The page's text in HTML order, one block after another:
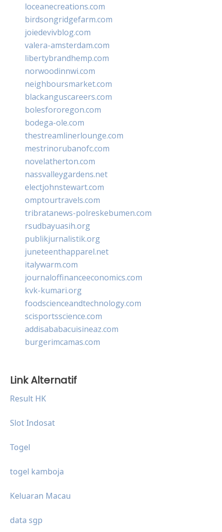
loceanecreations.com
birdsongridgefarm.com
joiedevivblog.com
valera-amsterdam.com
libertybrandhemp.com
norwoodinnwi.com
neighboursmarket.com
blackanguscareers.com
bolesfororegon.com
bodega-ole.com
thestreamlinerlounge.com
mestrinorubanofc.com
novelatherton.com
nassvalleygardens.net
electjohnstewart.com
omptourtravels.com
tribratanews-polreskebumen.com
rsudbayuasih.org
publikjurnalistik.org
juneteenthapparel.net
italywarm.com
journaloffinanceeconomics.com
kvk-kumari.org
foodscienceandtechnology.com
scisportsscience.com
addisababacuisineaz.com
burgerimcamas.com
Link Alternatif
Result HK
Slot Indosat
Togel
togel kamboja
Keluaran Macau
data sgp